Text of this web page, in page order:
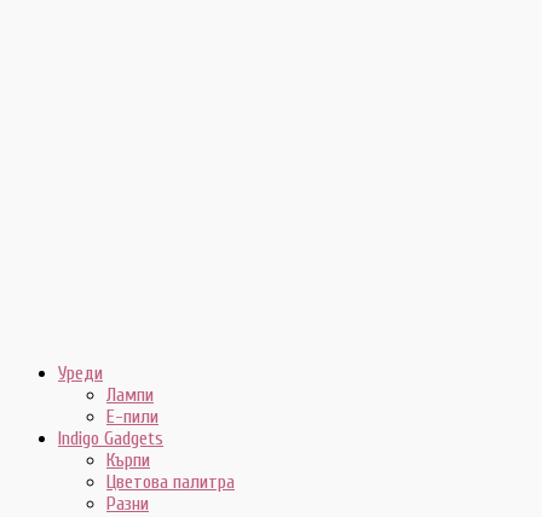
Уреди
Лампи
E-пили
Indigo Gadgets
Кърпи
Цветова палитра
Разни